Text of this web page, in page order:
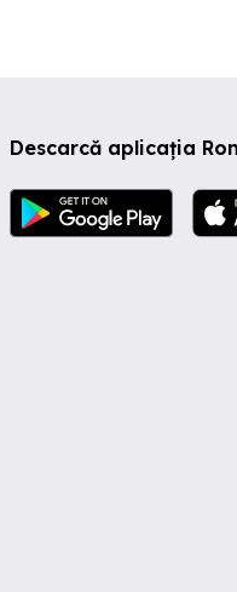
Descarcă aplicația